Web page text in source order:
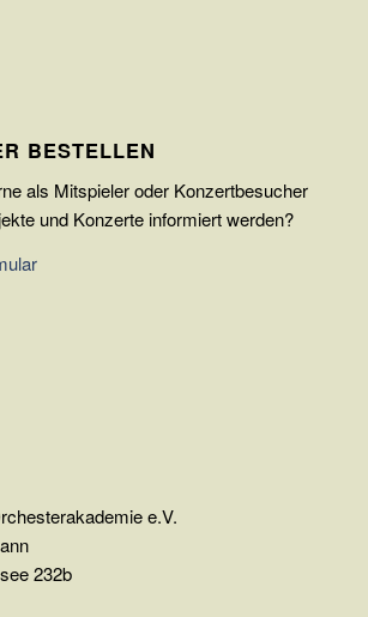
BESTELLEN
als Mitspieler oder Konzertbesucher
und Konzerte informiert werden?
e.V.
232b